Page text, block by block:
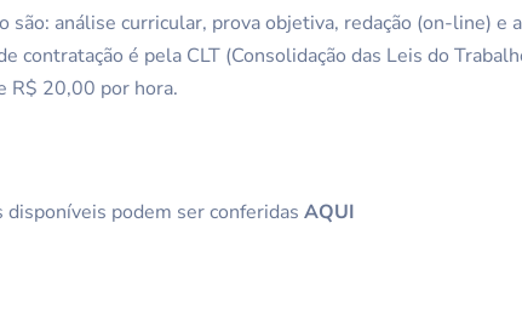
são: análise curricular, prova objetiva, redação (on-line) e
contratação é pela CLT (Consolidação das Leis do
R$ 20,00 por hora.
disponíveis podem ser conferidas AQUI